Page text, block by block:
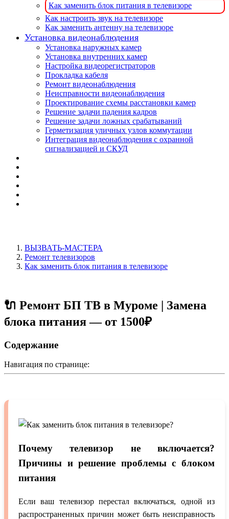
Как заменить блок питания в телевизоре
Как настроить звук на телевизоре
Как заменить антенну на телевизоре
Установка видеонаблюдения
Установка наружных камер
Установка внутренних камер
Настройка видеорегистраторов
Прокладка кабеля
Ремонт видеонаблюдения
Неисправности видеонаблюдения
Проектирование схемы расстановки камер
Решение задачи падения кадров
Решение задачи ложных срабатываний
Герметизация уличных узлов коммутации
Интеграция видеонаблюдения с охранной
сигнализацией и СКУД
ВЫЗВАТЬ-МАСТЕРА
Ремонт телевизоров
Как заменить блок питания в телевизоре
🔌 Ремонт БП ТВ в Муроме | Замена
блока питания — от 1500₽
Содержание
Навигация по странице:
Почему телевизор не включается?
Причины и решение проблемы с блоком
питания
Если ваш телевизор перестал включаться, одной из
распространенных причин может быть неисправность